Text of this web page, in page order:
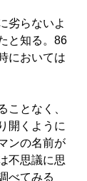
劣らないよ
と知る。86
においては
ことなく、
開くように
ンの名前が
不思議に思
べてみる